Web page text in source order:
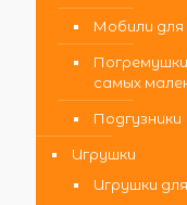
Мобили
самых
Подгузники
Игрушки
Игрушки